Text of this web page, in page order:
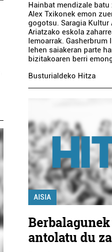
Hainbat mendizale
Alex Txikonek emon
gogotsu. Saragia Kultur
Ariatzako eskola
lemoarrak.
lehen saiakeran parte
bizitakoaren berri
Busturialdeko Hitza
AISIA
antolatu du